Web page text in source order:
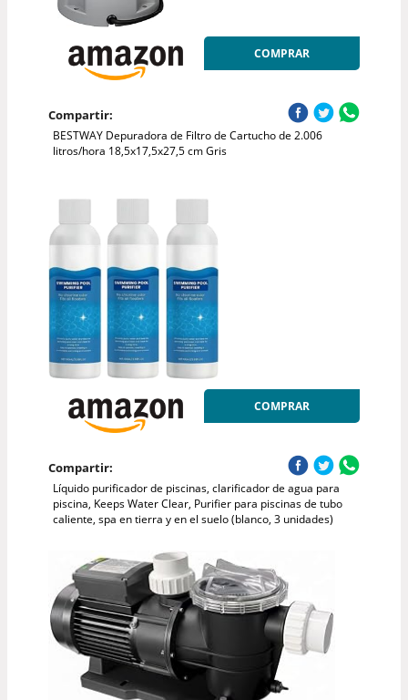
COMPRAR
Compartir:
BESTWAY Depuradora de Filtro de Cartucho de 2.006
litros/hora 18,5x17,5x27,5 cm Gris
COMPRAR
Compartir:
Líquido purificador de piscinas, clarificador de agua para
piscina, Keeps Water Clear, Purifier para piscinas de tubo
caliente, spa en tierra y en el suelo (blanco, 3 unidades)